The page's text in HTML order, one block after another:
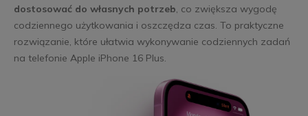
dostosować do własnych potrzeb, co zwiększa wygodę
codziennego użytkowania i oszczędza czas. To praktyczne
rozwiązanie, które ułatwia wykonywanie codziennych zadań
na telefonie Apple iPhone 16 Plus.